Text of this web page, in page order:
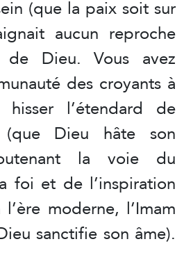
(que la paix soit sur
aucun reproche
Dieu. Vous avez
des croyants à
l’étendard de
(que Dieu hâte son
la voie du
foi et de l’inspiration
moderne, l’Imam
sanctifie son âme).